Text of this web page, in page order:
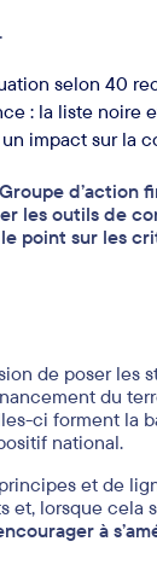
selon 40
: la liste noire
impact sur la
les outils de
point sur les
de poser
du
ci forment la
national.
et de
et, lorsque
à